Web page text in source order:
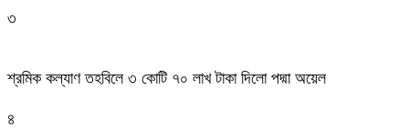
৩
শ্রমিক কল্যাণ তহবিলে ৩ কোটি ৭০ লাখ টাকা দিলো পদ্মা অয়েল
৪